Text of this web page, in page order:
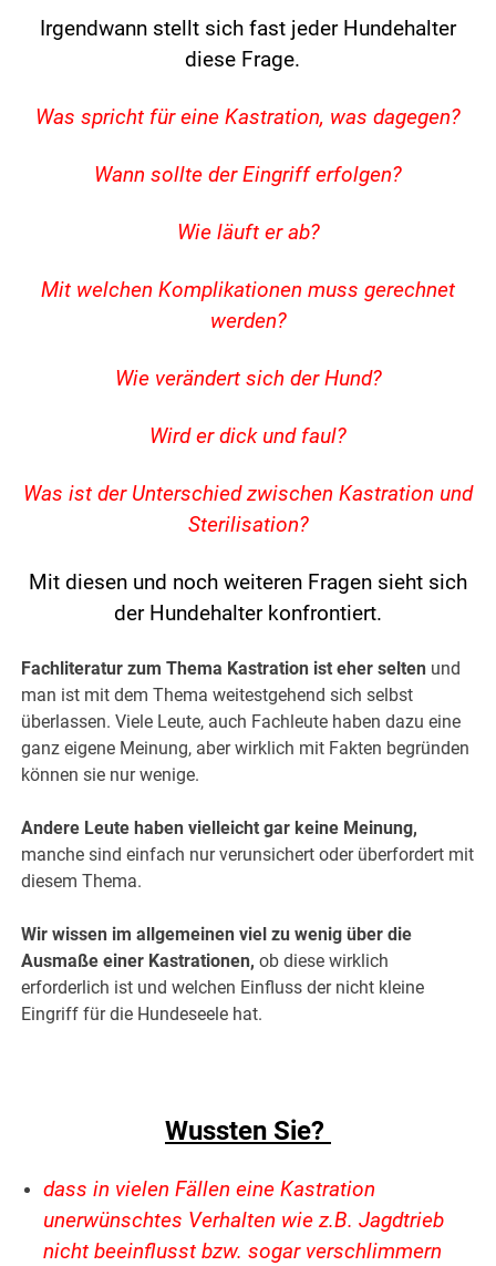
Irgendwann stellt sich fast jeder Hundehalter
diese Frage.
Was spricht für eine Kastration, was dagegen?
Wann sollte der Eingriff erfolgen?
Wie läuft er ab?
Mit welchen Komplikationen muss gerechnet
werden?
Wie verändert sich der Hund?
Wird er dick und faul?
Was ist der Unterschied zwischen Kastration und
Sterilisation?
Mit diesen und noch weiteren Fragen sieht sich
der Hundehalter konfrontiert.
Fachliteratur zum Thema Kastration ist eher selten und
man ist mit dem Thema weitestgehend sich selbst
überlassen. Viele Leute, auch Fachleute haben dazu eine
ganz eigene Meinung, aber wirklich mit Fakten begründen
können sie nur wenige.
Andere Leute haben vielleicht gar keine Meinung,
manche sind einfach nur verunsichert oder überfordert mit
diesem Thema.
Wir wissen im allgemeinen viel zu wenig über die
Ausmaße einer Kastrationen, ob diese wirklich
erforderlich ist und welchen Einfluss der nicht kleine
Eingriff für die Hundeseele hat.
Wussten Sie?
dass in vielen Fällen eine Kastration
unerwünschtes Verhalten wie z.B. Jagdtrieb
nicht beeinflusst bzw. sogar verschlimmern